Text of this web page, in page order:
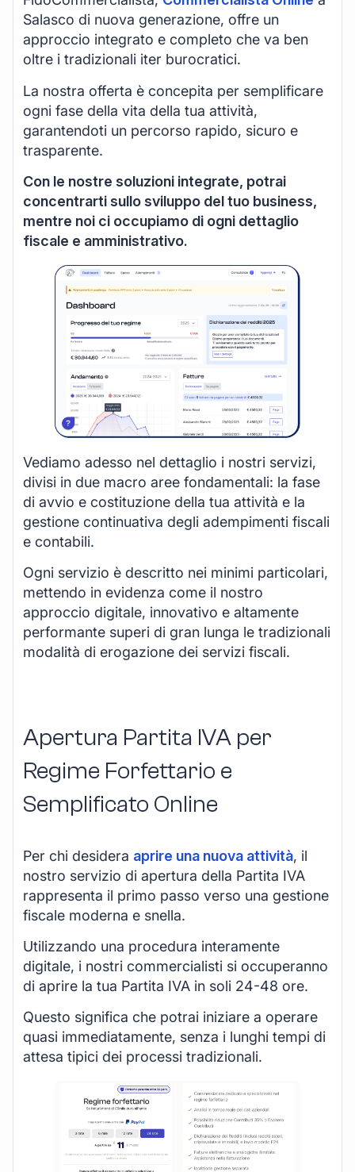
Salasco di nuova generazione, offre un
approccio integrato e completo che va ben
oltre i tradizionali iter burocratici.
La nostra offerta è concepita per semplificare
ogni fase della vita della tua attività,
garantendoti un percorso rapido, sicuro e
trasparente.
Con le nostre soluzioni integrate, potrai
concentrarti sullo sviluppo del tuo business,
mentre noi ci occupiamo di ogni dettaglio
fiscale e amministrativo.
Vediamo adesso nel dettaglio i nostri servizi,
divisi in due macro aree fondamentali: la fase
di avvio e costituzione della tua attività e la
gestione continuativa degli adempimenti fiscali
e contabili.
Ogni servizio è descritto nei minimi particolari,
mettendo in evidenza come il nostro
approccio digitale, innovativo e altamente
performante superi di gran lunga le tradizionali
modalità di erogazione dei servizi fiscali.
Apertura Partita IVA per
Regime Forfettario e
Semplificato Online
Per chi desidera aprire una nuova attività, il
nostro servizio di apertura della Partita IVA
rappresenta il primo passo verso una gestione
fiscale moderna e snella.
Utilizzando una procedura interamente
digitale, i nostri commercialisti si occuperanno
di aprire la tua Partita IVA in soli 24-48 ore.
Questo significa che potrai iniziare a operare
quasi immediatamente, senza i lunghi tempi di
attesa tipici dei processi tradizionali.